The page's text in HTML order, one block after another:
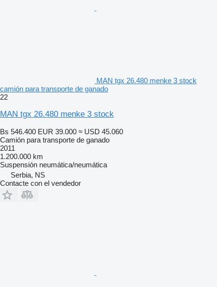
MAN tgx 26.480 menke 3 stock
camión para transporte de ganado
22
MAN tgx 26.480 menke 3 stock
Bs 546.400 EUR 39.000 ≈ USD 45.060
Camión para transporte de ganado
2011
1.200.000 km
Suspensión neumática/neumática
Serbia, NS
Contacte con el vendedor